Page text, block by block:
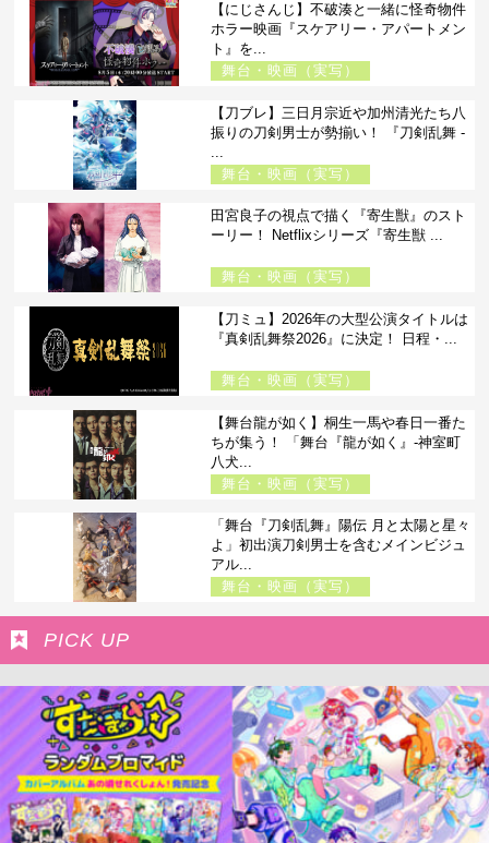
【にじさんじ】不破湊と一緒に怪奇物件
ホラー映画『スケアリー・アパートメン
ト』を...
舞台・映画（実写）
【刀ブレ】三日月宗近や加州清光たち八
振りの刀剣男士が勢揃い！ 『刀剣乱舞 -
舞台・映画（実写）
田宮良子の視点で描く『寄生獣』のスト
ーリー！ Netflixシリーズ『寄生獣 ...
舞台・映画（実写）
【刀ミュ】2026年の大型公演タイトルは
『真剣乱舞祭2026』に決定！ 日程・...
舞台・映画（実写）
【舞台龍が如く】桐生一馬や春日一番た
ちが集う！ 「舞台『龍が如く』-神室町
八犬...
舞台・映画（実写）
「舞台『刀剣乱舞』陽伝 月と太陽と星々
よ」初出演刀剣男士を含むメインビジュ
アル...
舞台・映画（実写）
PICK UP